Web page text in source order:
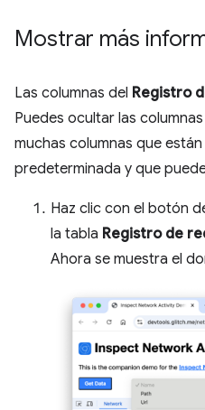
Mostrar más
Las columnas del Registro
Puedes ocultar las
muchas columnas que
predeterminada y que
Haz clic con el botón
la tabla Registro de
Ahora se muestra el